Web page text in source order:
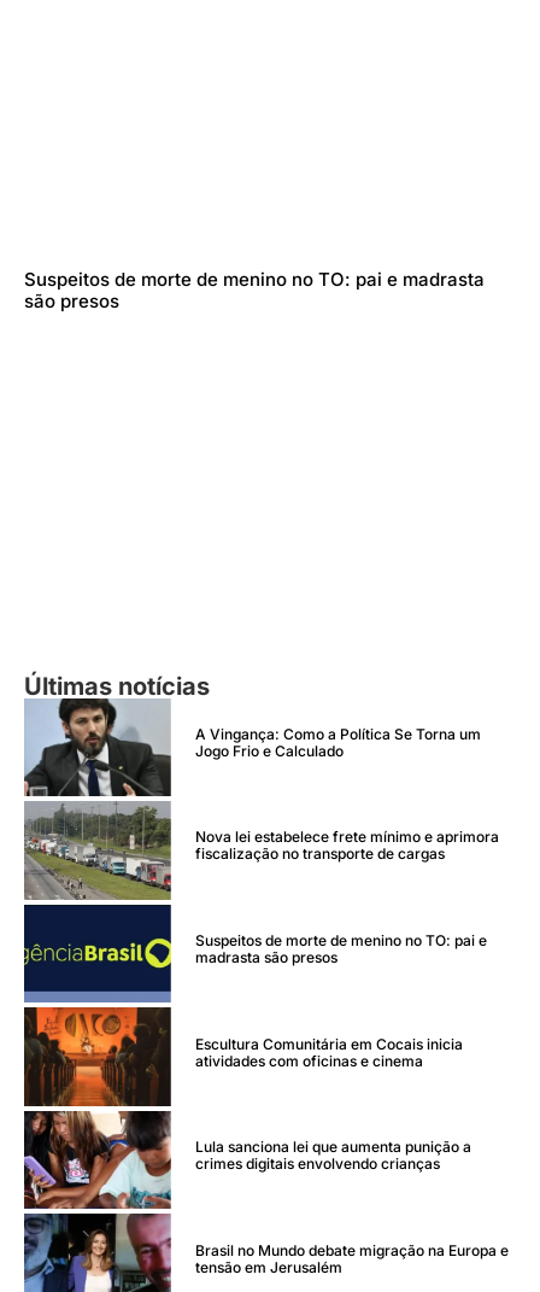
Suspeitos de morte de menino no TO: pai e madrasta
são presos
Últimas notícias
A Vingança: Como a Política Se Torna um
Jogo Frio e Calculado
Nova lei estabelece frete mínimo e aprimora
fiscalização no transporte de cargas
Suspeitos de morte de menino no TO: pai e
madrasta são presos
Escultura Comunitária em Cocais inicia
atividades com oficinas e cinema
Lula sanciona lei que aumenta punição a
crimes digitais envolvendo crianças
Brasil no Mundo debate migração na Europa e
tensão em Jerusalém